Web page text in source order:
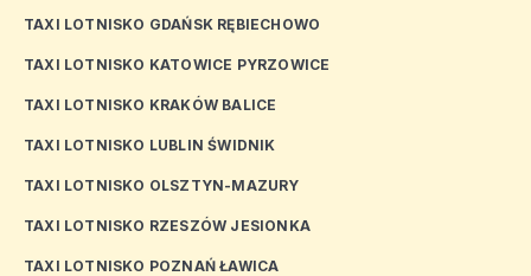
TAXI LOTNISKO GDAŃSK RĘBIECHOWO
TAXI LOTNISKO KATOWICE PYRZOWICE
TAXI LOTNISKO KRAKÓW BALICE
TAXI LOTNISKO LUBLIN ŚWIDNIK
TAXI LOTNISKO OLSZTYN-MAZURY
TAXI LOTNISKO RZESZÓW JESIONKA
TAXI LOTNISKO POZNAŃ ŁAWICA